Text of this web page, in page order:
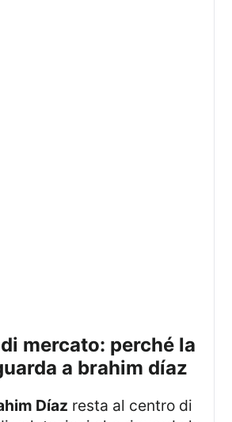
a brahim díaz
Díaz resta al centro di